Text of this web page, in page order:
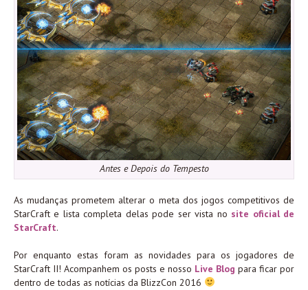
Antes e Depois do Tempesto
As mudanças prometem alterar o meta dos jogos competitivos de
StarCraft e lista completa delas pode ser vista no site oficial de
StarCraft.
Por enquanto estas foram as novidades para os jogadores de
StarCraft II! Acompanhem os posts e nosso Live Blog para ficar por
dentro de todas as notícias da BlizzCon 2016